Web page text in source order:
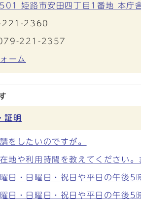
姫路市安田四丁目1番地 本庁
221-2360
079-221-2357
ーム
証明
をしたいのですが。
地や利用時間を教えてください。
日・日曜日・祝日や平日の午後5
日・日曜日・祝日や平日の午後5